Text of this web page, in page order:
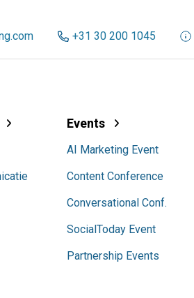
+31 30 200 1045
Events
AI Marketing Event
Content Conference
Conversational Conf.
SocialToday Event
Partnership Events